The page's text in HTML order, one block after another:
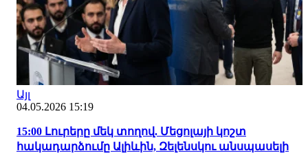
Այլ
04.05.2026 15:19
15:00 Լուրերը մեկ տողով. Մեցոլայի կոշտ
հակադարձումը Ալիևին, Զելենսկու անսպասելի